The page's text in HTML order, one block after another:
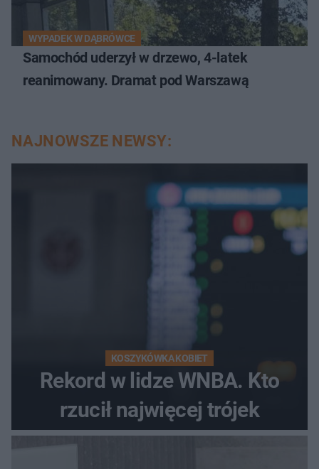
WYPADEK W DĄBRÓWCE
Samochód uderzył w drzewo, 4-latek
reanimowany. Dramat pod Warszawą
NAJNOWSZE NEWSY:
KOSZYKÓWKA KOBIET
Rekord w lidze WNBA. Kto
rzucił najwięcej trójek